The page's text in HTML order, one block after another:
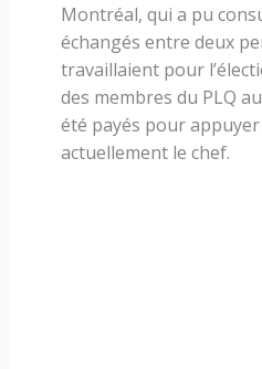
Montréal, qui a pu
échangés entre deux
travaillaient pour
des membres du PLQ
été payés pour
actuellement le chef.